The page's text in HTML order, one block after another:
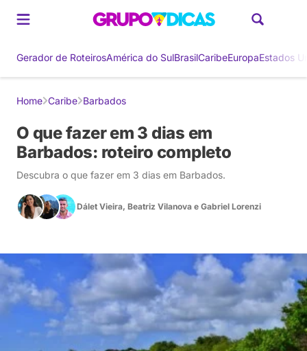
Gerador de RoteirosAmérica do SulBrasilCaribeEuropaEstados
Home Caribe Barbados
O que fazer em 3 dias em
Barbados: roteiro completo
Descubra o que fazer em 3 dias em Barbados.
Dálet Vieira, Beatriz Vilanova e Gabriel Lorenzi